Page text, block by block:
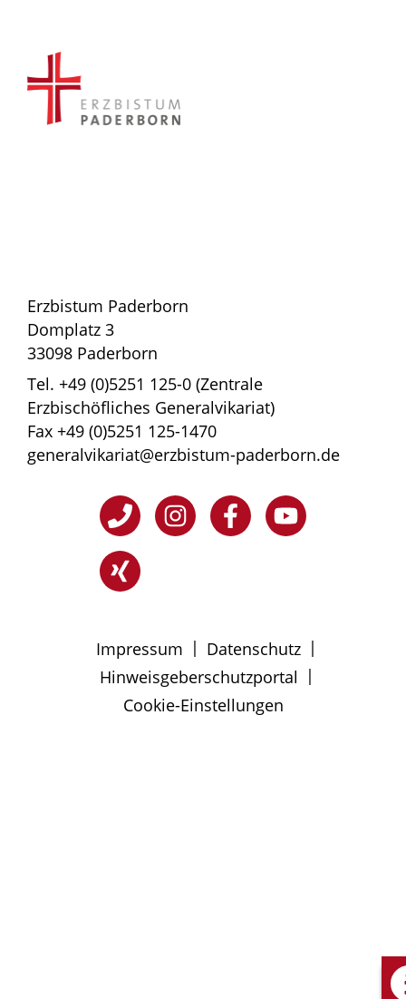
Erzbistum Paderborn
Domplatz 3
33098 Paderborn
Tel. +49 (0)5251 125-0 (Zentrale
Erzbischöfliches Generalvikariat)
Fax +49 (0)5251 125-1470
generalvikariat@erzbistum-paderborn.de
Impressum | Datenschutz |
Hinweisgeberschutzportal |
Cookie-Einstellungen